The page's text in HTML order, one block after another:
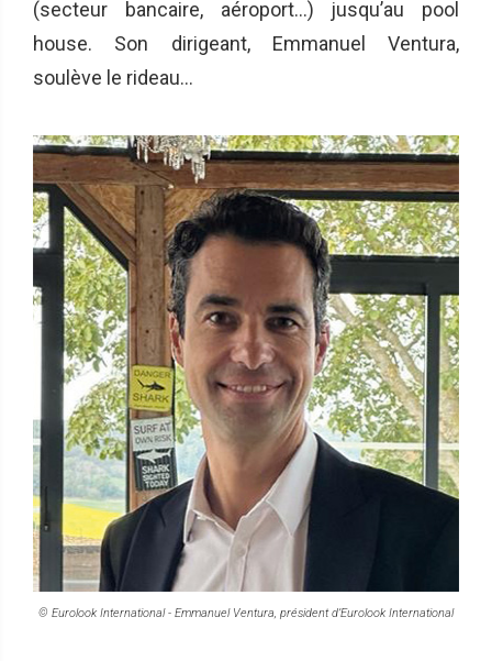
(secteur bancaire, aéroport…) jusqu’au pool
house. Son dirigeant, Emmanuel Ventura,
soulève le rideau…
© Eurolook International - Emmanuel Ventura, président d’Eurolook International